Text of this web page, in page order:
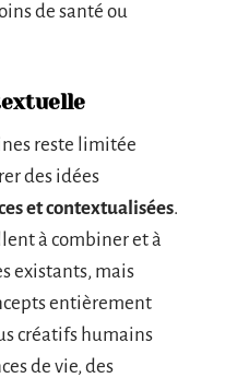
de santé ou
reste limitée
des idées
et contextualisées.
à combiner et à
existants, mais
entièrement
créatifs humains
de vie, des